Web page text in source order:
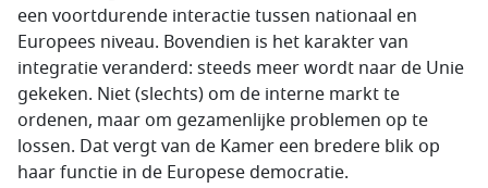
een voortdurende interactie tussen nationaal en
Europees niveau. Bovendien is het karakter van
integratie veranderd: steeds meer wordt naar de Unie
gekeken. Niet (slechts) om de interne markt te
ordenen, maar om gezamenlijke problemen op te
lossen. Dat vergt van de Kamer een bredere blik op
haar functie in de Europese democratie.